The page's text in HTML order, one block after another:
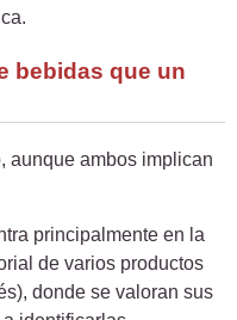
bebidas que un
aunque ambos implican
principalmente en la
de varios productos
donde se valoran sus